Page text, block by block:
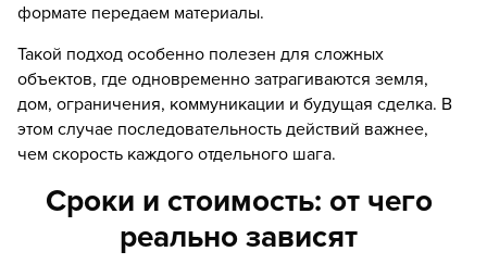
формате передаем материалы.
Такой подход особенно полезен для сложных
объектов, где одновременно затрагиваются земля,
дом, ограничения, коммуникации и будущая сделка. В
этом случае последовательность действий важнее,
чем скорость каждого отдельного шага.
Сроки и стоимость: от чего
реально зависят